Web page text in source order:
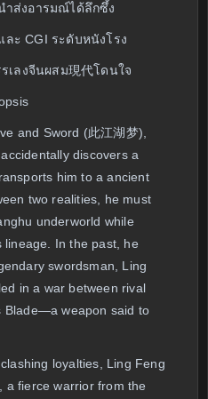
ำส่งอารมณ์ได้ลึกซึ้ง
ะ CGI ระดับหนังโรง
เลงจีนผสม現代โดนใจ
and Sword (此江湖梦),
discovers a
him to a ancient
two realities, he must
underworld while
lineage. In the past, he
swordsman, Ling
in a war between rival
Blade—a weapon said to
loyalties, Ling Feng
a fierce warrior from the